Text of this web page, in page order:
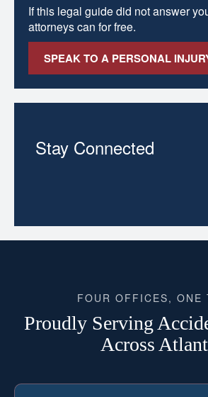
If this legal guide did not answer
attorneys can for free.
SPEAK TO A PERSONAL
Stay Connected
FOUR OFFICES, ONE
Proudly Serving
Across